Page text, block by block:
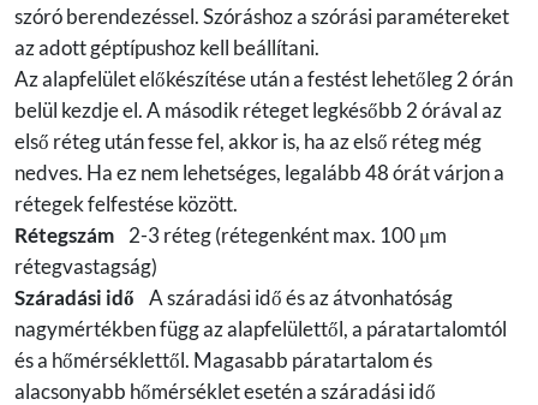
szóró berendezéssel. Szóráshoz a szórási paramétereket
az adott géptípushoz kell beállítani.
Az alapfelület előkészítése után a festést lehetőleg 2 órán
belül kezdje el. A második réteget legkésőbb 2 órával az
első réteg után fesse fel, akkor is, ha az első réteg még
nedves. Ha ez nem lehetséges, legalább 48 órát várjon a
rétegek felfestése között.
Rétegszám
2-3 réteg (rétegenként max. 100 μm
rétegvastagság)
Száradási idő A száradási idő és az átvonhatóság
nagymértékben függ az alapfelülettől, a páratartalomtól
és a hőmérséklettől. Magasabb páratartalom és
alacsonyabb hőmérséklet esetén a száradási idő